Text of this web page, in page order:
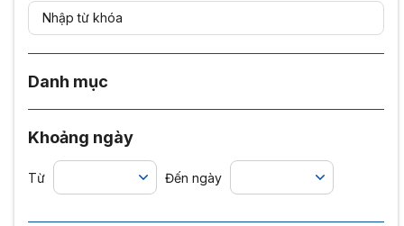
Danh mục
Khoảng ngày
Từ Đến ngày